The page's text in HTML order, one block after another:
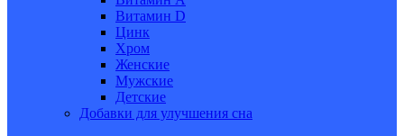
Витамин D
Цинк
Хром
Женские
Мужские
Детские
Добавки для улучшения сна